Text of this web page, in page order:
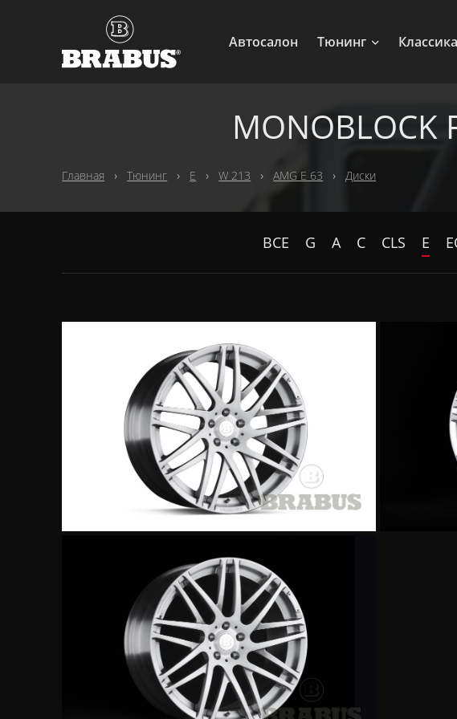
Автосалон Тюнинг Классика
MONOBLOCK
Главная Тюнинг E W 213 AMG E 63 Диски
ВСЕ G A C CLS E